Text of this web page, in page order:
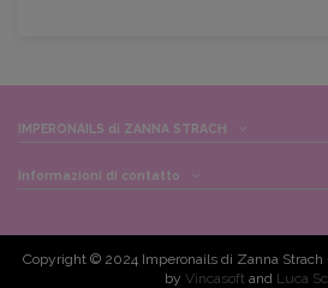
IMPERONAILS di ZANNA STRACH
Informazioni di contatto
Copyright © 2024 Imperonails di Zanna Strach
by Vincasoft and Luca